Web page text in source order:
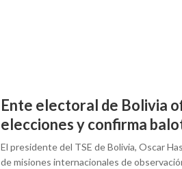
Ente electoral de Bolivia
elecciones y confirma
El presidente del TSE de Bolivia, Oscar
de misiones internacionales de